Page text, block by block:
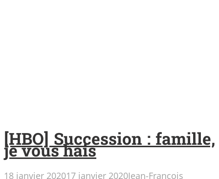
[HBO] Succession : famille,
je vous hais
18 janvier 202017 janvier 2020Jean-Francois